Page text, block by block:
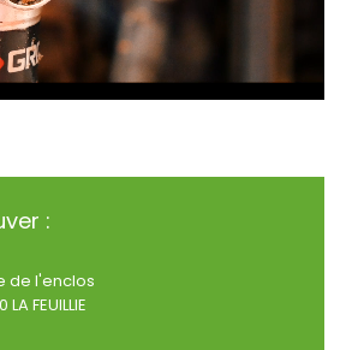
:
de l'enclos
FEUILLIE